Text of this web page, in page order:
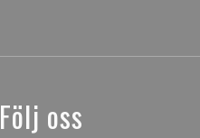
Följ oss